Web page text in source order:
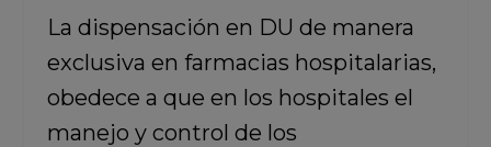
La dispensación en DU de manera
exclusiva en farmacias hospitalarias,
obedece a que en los hospitales el
manejo y control de los